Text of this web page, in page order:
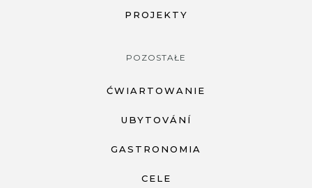
PROJEKTY
POZOSTAŁE
ĆWIARTOWANIE
UBYTOVÁNÍ
GASTRONOMIA
CELE